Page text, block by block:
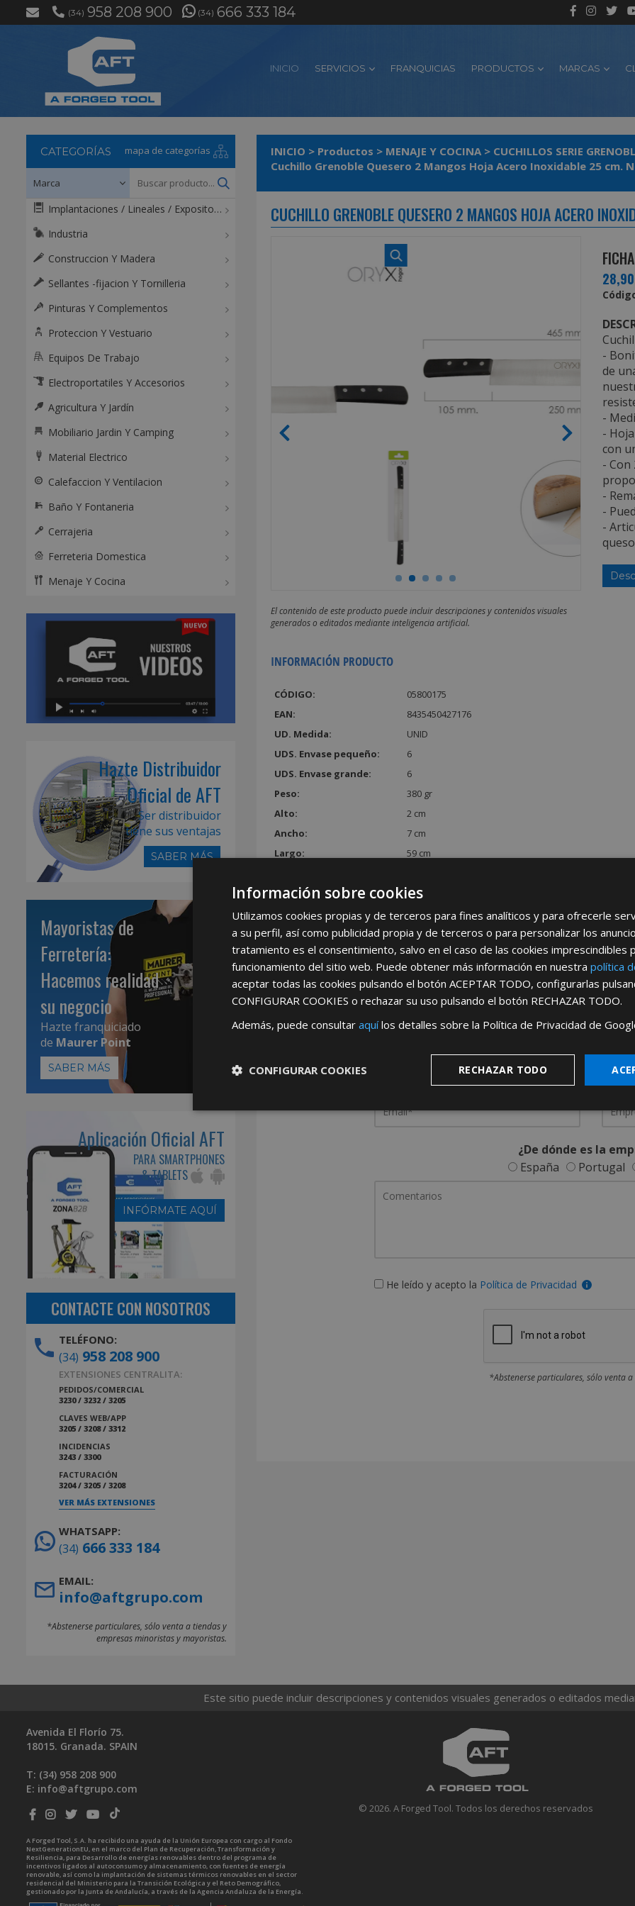
(34) 958 208 900 (34) 666 333 184
INICIO SERVICIOS FRANQUICIAS PRODUCTOS MARCAS
INICIO > Productos > MENAJE Y COCINA > CUCHILLOS SERIE
Cuchillo Grenoble Quesero 2 Mangos Hoja Acero Inoxidable 25 cm.
CUCHILLO GRENOBLE QUESERO 2 MANGOS HOJA ACERO
El contenido de este producto puede incluir descripciones y contenidos visuales
generados o editados mediante inteligencia artificial.
INFORMACIÓN PRODUCTO
CÓDIGO:
05800175
EAN:
8435450427176
UD. Medida:
UNID
UDS. Envase pequeño:
6
UDS. Envase grande:
6
Peso:
380 gr
Alto:
2 cm
Ancho:
7 cm
Largo:
59 cm
-
de
-
-
con
-
-
-
-
REGÍSTRATE PARA HACERTE
Desdeaquípodrá ver todas las
Rellene este formulario y nos pondremos en contacto
¿De dónde es la
España
Portugal
He leído y acepto la Política de Privacidad
*Abstenerse particulares, sólo venta
CATEGORÍAS mapa de categorías
Implantaciones / Lineales / Expositores / Mostradores
Industria
Construccion Y Madera
Sellantes -fijacion Y Tornilleria
Pinturas Y Complementos
Proteccion Y Vestuario
Equipos De Trabajo
Electroportatiles Y Accesorios
Agricultura Y Jardín
Mobiliario Jardin Y Camping
Material Electrico
Calefaccion Y Ventilacion
Baño Y Fontaneria
Cerrajeria
Ferreteria Domestica
Menaje Y Cocina
Hazte Distribuidor
Oficial de AFT
Ser distribuidor
tiene sus ventajas
SABER MÁS
Mayoristas de
Ferretería:
Hacemos realidad
su negocio
Hazte franquiciado
de Maurer Point
SABER MÁS
Aplicación Oficial AFT
PARA SMARTPHONES
& TABLETS
INFÓRMATE AQUÍ
CONTACTE CON NOSOTROS
TELÉFONO:
(34) 958 208 900
EXTENSIONES CENTRALITA:
PEDIDOS/COMERCIAL
3230 / 3232 / 3205
CLAVES WEB/APP
3205 / 3208 / 3312
INCIDENCIAS
3243 / 3300
FACTURACIÓN
3204 / 3205 / 3208
VER MÁS EXTENSIONES
WHATSAPP:
(34) 666 333 184
EMAIL:
info@aftgrupo.com
*Abstenerse particulares, sólo venta a tiendas y
empresas minoristas y mayoristas.
Este sitio puede incluir descripciones y contenidos visuales generados o editados
© 2026. A Forged Tool. Todos los derechos reservados
Avenida El Florío 75.
18015. Granada. SPAIN
T: (34) 958 208 900
E: info@aftgrupo.com
A Forged Tool, S.A. ha recibido una ayuda de la Unión Europea con cargo al Fondo
NextGenerationEU, en el marco del Plan de Recuperación, Transformación y
Resiliencia, para Desarrollo de energías renovables dentro del programa de
incentivos ligados al autoconsumo y almacenamiento, con fuentes de energía
renovable, así como la implantación de sistemas térmicos renovables en el sector
residencial del Ministerio para la Transición Ecológica y el Reto Demográfico,
gestionado por la Junta de Andalucía, a través de la Agencia Andaluza de la Energía.
Información sobre cookies
Utilizamos cookies propias y de terceros para fines analíticos y para ofrecerle
a su perfil, así como publicidad propia y de terceros o para personalizar los
tratamiento es el consentimiento, salvo en el caso de las cookies imprescindibles
funcionamiento del sitio web. Puede obtener más información en nuestra política
aceptar todas las cookies pulsando el botón ACEPTAR TODO, configurarlas
CONFIGURAR COOKIES o rechazar su uso pulsando el botón RECHAZAR TODO.
Además, puede consultar aquílos detalles sobre la Política de Privacidad de
RECHAZAR TODO
CONFIGURAR COOKIES